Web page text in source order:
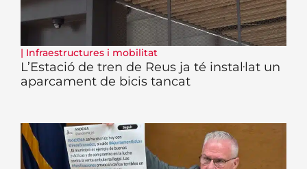
| Infraestructures i mobilitat
L’Estació de tren de Reus ja té instal·lat un
aparcament de bicis tancat